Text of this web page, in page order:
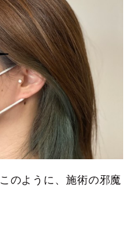
のように、施術の邪魔